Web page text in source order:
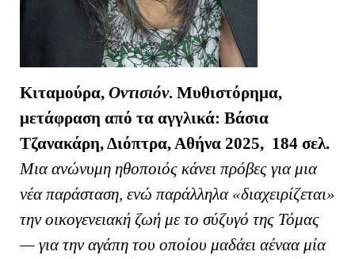
Κιταμούρα, Οντισιόν. Μυθιστόρημα,
μετάφραση από τα αγγλικά: Βάσια
Τζανακάρη, Διόπτρα, Αθήνα 2025, 184 σελ.
Μια ανώνυμη ηθοποιός κάνει πρόβες για μια
νέα παράσταση, ενώ παράλληλα «διαχειρίζεται»
την οικογενειακή ζωή με το σύζυγό της Τόμας
— για την αγάπη του οποίου μαδάει αέναα μία